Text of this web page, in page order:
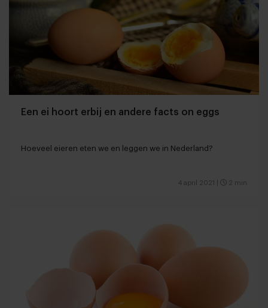
Een ei hoort erbij en andere facts on eggs
Hoeveel eieren eten we en leggen we in Nederland?
4 april 2021 2 min